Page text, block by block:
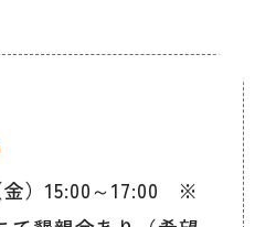
の声
団体・機関一覧
金）15:00～17:00 ※